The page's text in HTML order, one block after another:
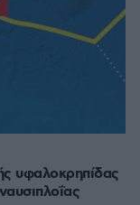
υφαλοκρηπίδας